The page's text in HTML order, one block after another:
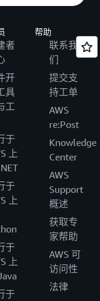
者
开
具
工
于
上
于
上
于
上
于
帮助
联系我
们
提交支
持工单
AWS
re:Post
Knowledge
Center
AWS
Support
概述
获取专
家帮助
AWS 可
访问性
法律